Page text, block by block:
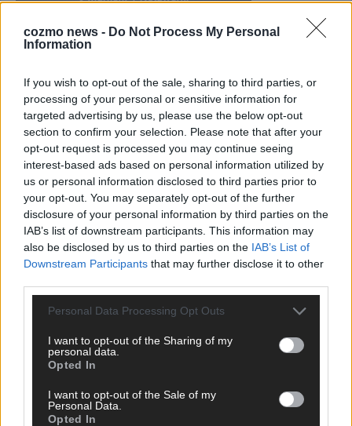
cozmo news - Do Not Process My Personal
Information
If you wish to opt-out of the sale, sharing to third parties, or
processing of your personal or sensitive information for
targeted advertising by us, please use the below opt-out
section to confirm your selection. Please note that after your
opt-out request is processed you may continue seeing
interest-based ads based on personal information utilized by
us or personal information disclosed to third parties prior to
your opt-out. You may separately opt-out of the further
disclosure of your personal information by third parties on the
IAB’s list of downstream participants. This information may
also be disclosed by us to third parties on the IAB’s List of
Downstream Participants that may further disclose it to other
Personal Data Processing Opt Outs
I want to opt-out of the Sharing of my
personal data.
Opted In
I want to opt-out of the Sale of my
Personal Data.
Opted In
ANZEIGE